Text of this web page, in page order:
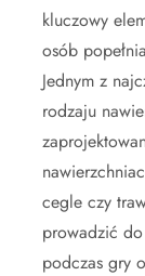
kluczowy
osób
Jednym z
rodzaju
cegle czy
prowadzić do
podczas gry